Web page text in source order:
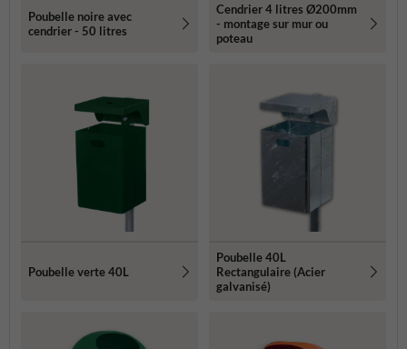
Poubelle noire avec
cendrier - 50 litres
Cendrier 4 litres Ø200mm
- montage sur mur ou
poteau
Poubelle verte 40L
Poubelle 40L
Rectangulaire (Acier
galvanisé)